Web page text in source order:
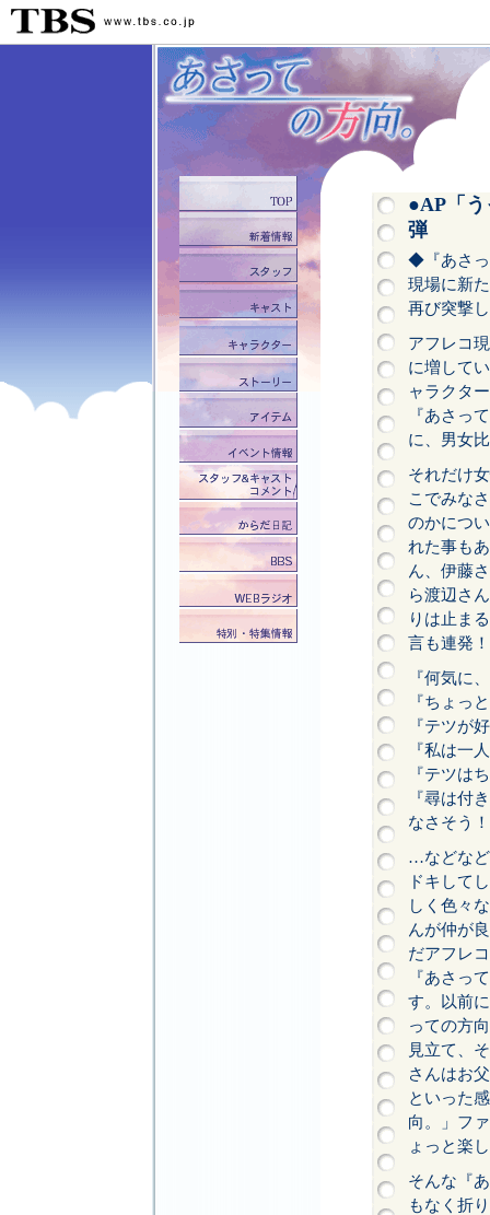
●AP「
弾
◆『あさっ
現場に新
再び突撃
アフレコ
に増して
ャラクタ
『あさっ
に、男女
それだけ
こでみな
のかにつ
れた事も
ん、伊藤
ら渡辺さ
りは止ま
言も連発
『何気に
『ちょっ
『テツが
『私は一
『テツは
『尋は付
なさそう
…などなど
ドキして
しく色々
んが仲が
だアフレ
『あさっ
す。以前
っての方
見立て、
さんはお
といった
向。」フ
ょっと楽
そんな『
もなく折